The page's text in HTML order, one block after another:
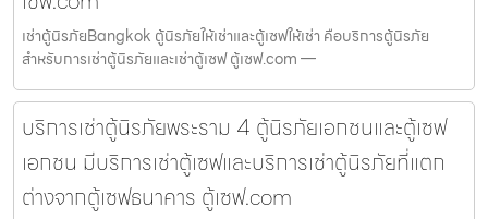
เช่าตู้นิรภัยBangkok ตู้นิรภัยให้เช่าและตู้เซฟให้เช่า คือบริการตู้นิรภัย
สำหรับการเช่าตู้นิรภัยและเช่าตู้เซฟ ตู้เซฟ.com —
บริการเช่าตู้นิรภัยพระราม 4 ตู้นิรภัยเอกชนและตู้เซฟ
เอกชน มีบริการเช่าตู้เซฟและบริการเช่าตู้นิรภัยที่แตก
ต่างจากตู้เซฟธนาคาร ตู้เซฟ.com